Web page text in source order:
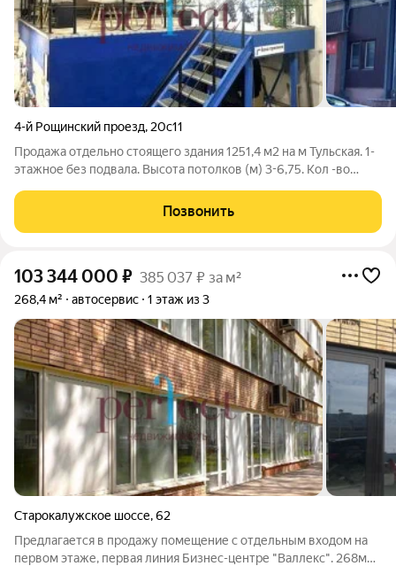
4-й Рощинский проезд, 20с11
Продажа отдельно стоящего здания 1251,4 м2 на м Тульская. 1-
этажное без подвала. Высота потолков (м) 3-6,75. Кол -во
Производство, Автосервис. Год постройки 1987. - 1 251,4 м2; - 1
эт. - 1
Позвонить
103 344 000 ₽ 385 037 ₽ за м²
268,4 м² автосервис 1 этаж из 3
Старокалужское шоссе,62
Предлагается в продажу помещение с отдельным входом на
первом этаже, первая линия Бизнес-центре "Валлекс". 268м2,